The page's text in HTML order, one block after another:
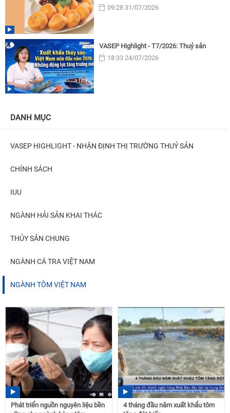
09:28 31/07/2026
VASEP Highlight - T7/2026: Thuỷ sản
18:33 24/07/2026
DANH MỤC
VASEP HIGHLIGHT - NHẬN ĐỊNH THỊ TRƯỜNG THUỶ SẢN
CHÍNH SÁCH
IUU
NGÀNH HẢI SẢN KHAI THÁC
THỦY SẢN CHUNG
NGÀNH CÁ TRA VIỆT NAM
NGÀNH TÔM VIỆT NAM
Phát triển nguồn nguyên liệu bền
4 tháng đầu năm xuất khẩu tôm